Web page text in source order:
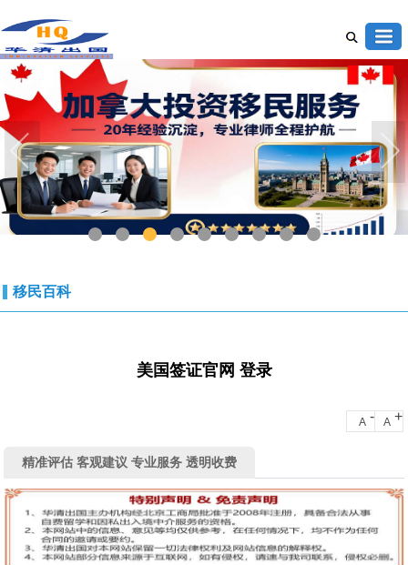
1 2 3 4 5 7 8 9
移民百科
美国签证官网 登录
A - A +
精准评估 客观建议 专业服务 透明收费